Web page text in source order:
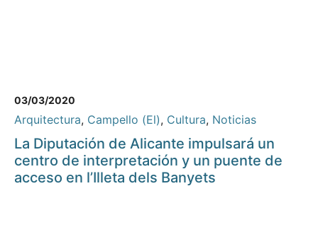
03/03/2020
Arquitectura, Campello (El), Cultura, Noticias
La Diputación de Alicante impulsará un
centro de interpretación y un puente de
acceso en l’Illeta dels Banyets